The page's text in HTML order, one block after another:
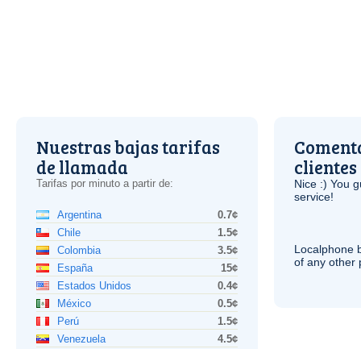
Nuestras bajas tarifas
de llamada
Tarifas por minuto a partir de:
Argentina
0.7¢
Chile
1.5¢
Colombia
3.5¢
España
15¢
Estados Unidos
0.4¢
México
0.5¢
Perú
1.5¢
Venezuela
4.5¢
clientes
Nice :) You
service!
Localphone
of any other